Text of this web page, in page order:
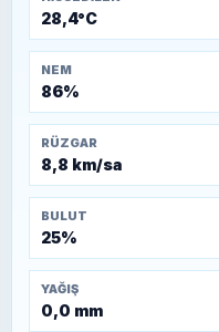
28,4°C
NEM
86%
RÜZGAR
8,8 km/sa
BULUT
25%
YAĞIŞ
0,0 mm